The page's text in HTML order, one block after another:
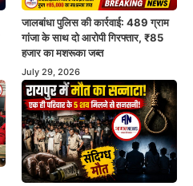
जालबांधा पुलिस की कार्रवाई: 489 ग्राम
गांजा के साथ दो आरोपी गिरफ्तार, ₹85
हजार का मशरूका जब्त
July 29, 2026